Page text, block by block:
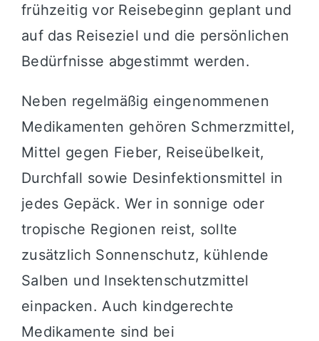
frühzeitig vor Reisebeginn geplant und
auf das Reiseziel und die persönlichen
Bedürfnisse abgestimmt werden.
Neben regelmäßig eingenommenen
Medikamenten gehören Schmerzmittel,
Mittel gegen Fieber, Reiseübelkeit,
Durchfall sowie Desinfektionsmittel in
jedes Gepäck. Wer in sonnige oder
tropische Regionen reist, sollte
zusätzlich Sonnenschutz, kühlende
Salben und Insektenschutzmittel
einpacken. Auch kindgerechte
Medikamente sind bei